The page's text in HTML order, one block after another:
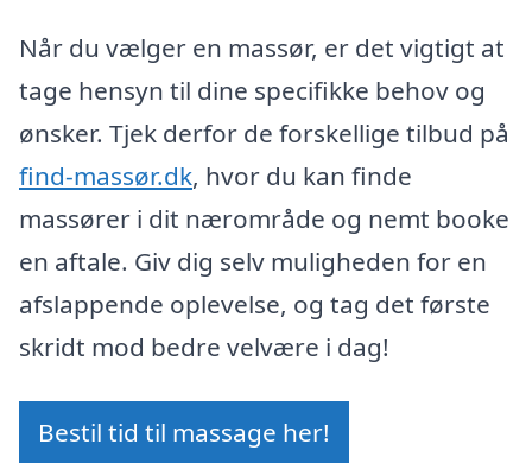
Når du vælger en massør, er det vigtigt at
tage hensyn til dine specifikke behov og
ønsker. Tjek derfor de forskellige tilbud på
find-massør.dk, hvor du kan finde
massører i dit nærområde og nemt booke
en aftale. Giv dig selv muligheden for en
afslappende oplevelse, og tag det første
skridt mod bedre velvære i dag!
Bestil tid til massage her!